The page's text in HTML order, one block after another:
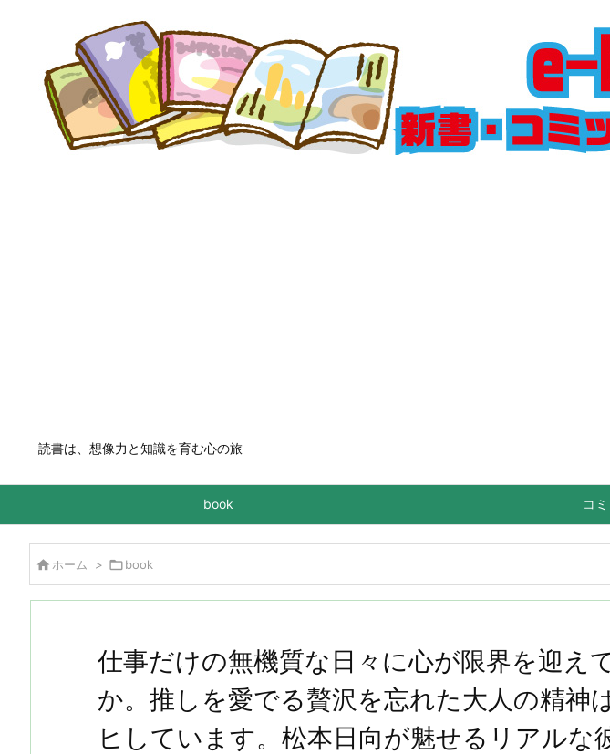
読書は、想像力と知識を育む心の旅
book コ
 ホーム > book
仕事だけの無機質な日々に心が限界を迎え
か。推しを愛でる贅沢を忘れた大人の精神
ヒしています。松本日向が魅せるリアルな